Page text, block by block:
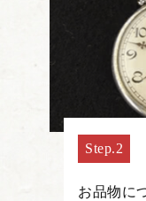
お品物に